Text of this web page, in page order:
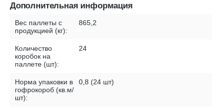
Дополнительная информация
Вес паллеты с
продукцией (кг):
865,2
Количество
коробок на
паллете (шт):
24
Норма упаковки в
гофрокороб (кв.м/
шт):
0,8 (24 шт)